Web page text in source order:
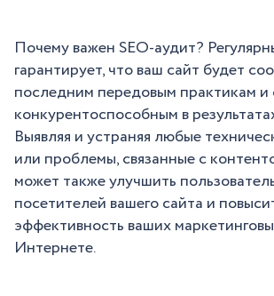
Почему важен SEO-аудит?
гарантирует, что ваш сайт будет
последним передовым практикам и
конкурентоспособным в
Выявляя и устраняя любые
или проблемы, связанные с
может также улучшить
посетителей вашего сайта и
эффективность ваших
Интернете.